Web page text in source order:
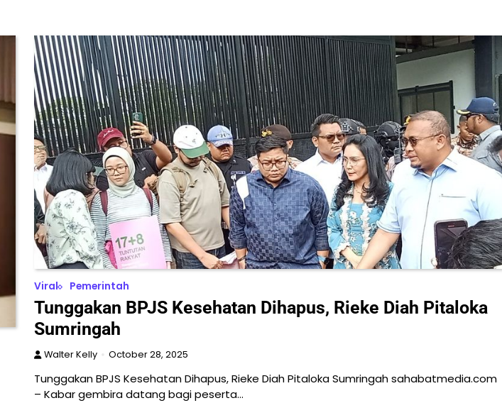
Viral Pemerintah
Tunggakan BPJS Kesehatan Dihapus, Rieke Diah Pitaloka
Sumringah
Walter Kelly October 28, 2025
Tunggakan BPJS Kesehatan Dihapus, Rieke Diah Pitaloka Sumringah sahabatmedia.com
– Kabar gembira datang bagi peserta…